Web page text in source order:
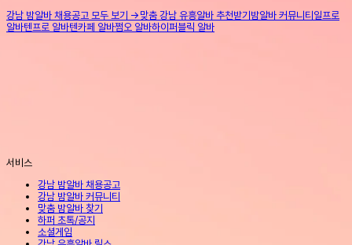
강남 밤알바 채용공고 모두 보기 → 맞춤 강남 유흥알바 추천받기 밤알바 커뮤니티 일프로
알바텐프로 알바텐카페 알바쩜오 알바하이퍼블릭 알바
서비스
강남 밤알바 채용공고
강남 밤알바 커뮤니티
맞춤 밤알바 찾기
하퍼 초톡/공지
소셜게임